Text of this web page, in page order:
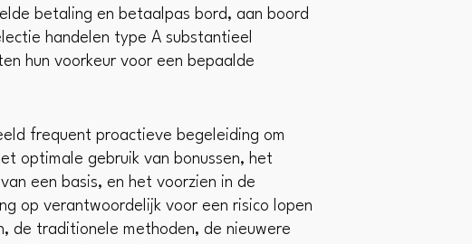
betaling en betaalpas bord, aan boord
handelen type A substantieel
hun voorkeur voor een bepaalde
frequent proactieve begeleiding om
optimale gebruik van bonussen, het
een basis, en het voorzien in de
op verantwoordelijk voor een risico lopen
de traditionele methoden, de nieuwere